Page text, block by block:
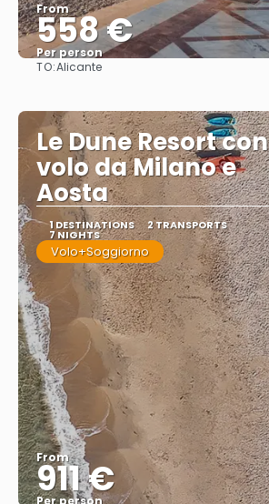
From
558 €
Per person
TO:Alicante
Le Dune Resort con
volo da Milano e
Aosta
1 DESTINATIONS 2 TRANSPORTS
7 NIGHTS
Volo+Soggiorno
From
911 €
Per person